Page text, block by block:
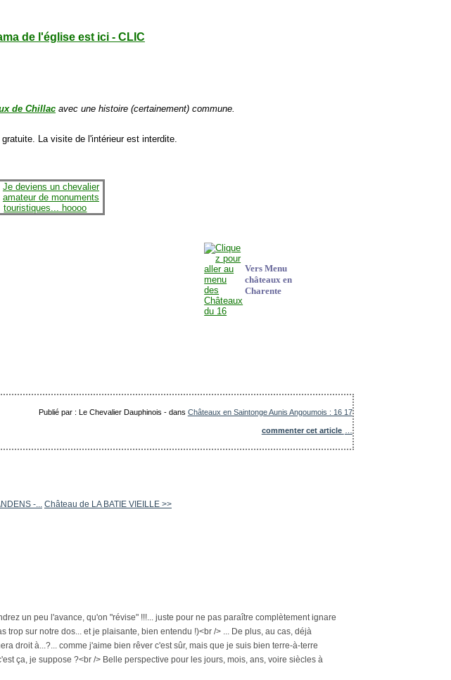
de l'église est ici - CLIC
de Chillacavec une histoire (certainement) commune.
La visite de l'intérieur est interdite.
Vers Menu
châteaux en
Charente
Publié par : Le Chevalier Dauphinois -dans Châteaux en Saintonge Aunis Angoumois : 16 17
commenter cet article
-... Château de LA BATIE VIEILLE >>
un peu l'avance, qu'on "révise" !!!... juste pour ne pas paraître complètement ignare
trop sur notre dos... et je plaisante, bien entendu !)<br /> ... De plus, au cas, déjà
droit à...?... comme j'aime bien rêver c'est sûr, mais que je suis bien terre-à-terre
ça, je suppose ?<br /> Belle perspective pour les jours, mois, ans, voire siècles à